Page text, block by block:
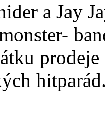
a Jay